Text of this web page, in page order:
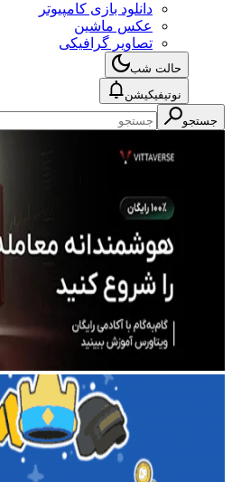
دانلود بازی کامپیوتر
عکس ماشین
تصاویر گرافیکی
حالت شب
نوتیفیکیشن
جستجو